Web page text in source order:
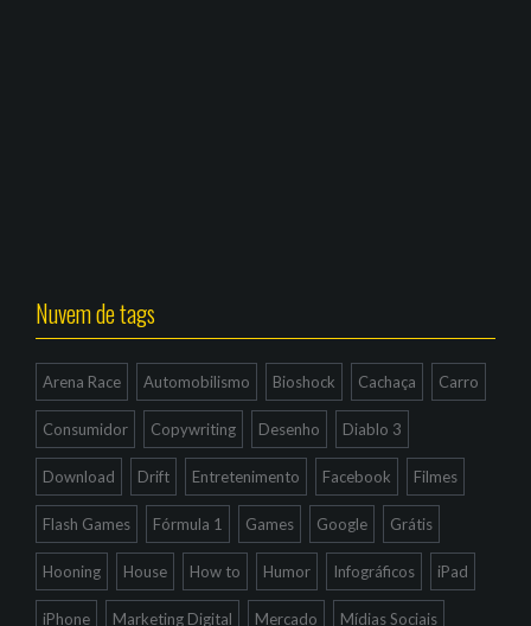
Nuvem de tags
Arena Race Automobilismo Bioshock Cachaça Carro
Consumidor Copywriting Desenho Diablo 3
Download Drift Entretenimento Facebook Filmes
Flash Games Fórmula 1 Games Google Grátis
Hooning House How to Humor Infográficos iPad
iPhone Marketing Digital Mercado Mídias Sociais